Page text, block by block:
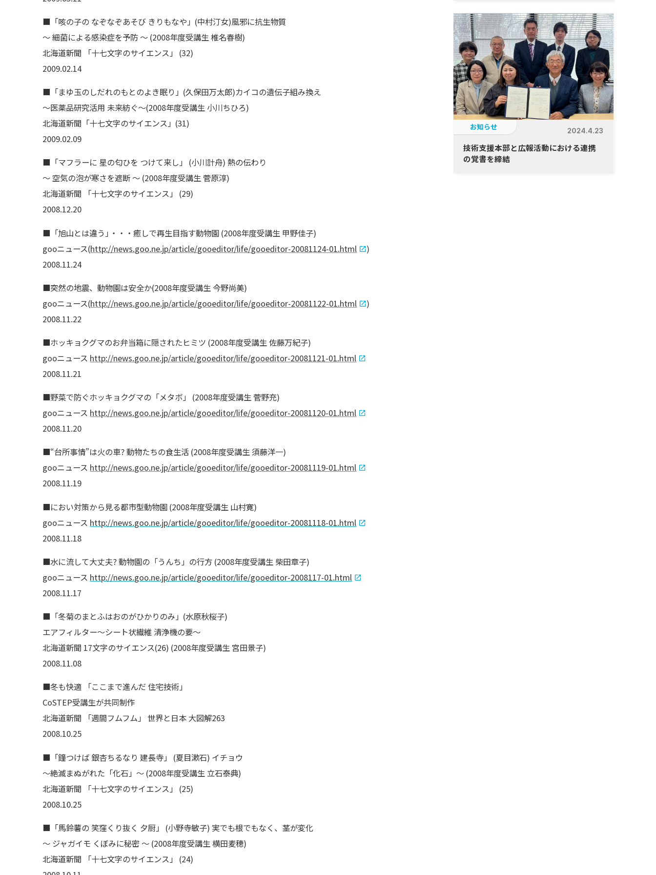
■「咳の子の なぞなぞあそび きりもなや」(中村汀女)風邪に抗生物質
〜 細菌による感染症を予防 〜 (2008年度受講生 椎名春樹)
北海道新聞 「十七文字のサイエンス」 (32)
2009.02.14
■「まゆ玉のしだれのもとのよき眠り」(久保田万太郎)カイコの遺伝子組み換え
〜医薬品研究活用 未来紡ぐ〜(2008年度受講生 小川ちひろ)
北海道新聞「十七文字のサイエンス」(31)
2009.02.09
■「マフラーに 星の匂ひを つけて来し」 (小川計舟) 熱の伝わり
〜 空気の泡が寒さを遮断 〜 (2008年度受講生 菅原淳)
北海道新聞 「十七文字のサイエンス」 (29)
2008.12.20
■「旭山とは違う 」 ・・・癒しで再生目指す動物園 (2008年度受講生 甲野佳子)
gooニュース(http://news.goo.ne.jp/article/gooeditor/life/gooeditor-20081124-01.html
)
2008.11.24
■突然の地震、動物園は安全か(2008年度受講生 今野尚美)
gooニュース(http://news.goo.ne.jp/article/gooeditor/life/gooeditor-20081122-01.html
)
2008.11.22
■ホッキョクグマのお弁当箱に隠されたヒミツ (2008年度受講生 佐藤万紀子)
gooニュース http://news.goo.ne.jp/article/gooeditor/life/gooeditor-20081121-01.html
2008.11.21
■野菜で防ぐホッキョクグマの「メタボ」 (2008年度受講生 菅野充)
gooニュース http://news.goo.ne.jp/article/gooeditor/life/gooeditor-20081120-01.html
2008.11.20
■“台所事情”は火の車? 動物たちの食生活 (2008年度受講生 須藤洋一)
gooニュース http://news.goo.ne.jp/article/gooeditor/life/gooeditor-20081119-01.html
2008.11.19
■におい対策から見る都市型動物園 (2008年度受講生 山村寛)
gooニュース http://news.goo.ne.jp/article/gooeditor/life/gooeditor-20081118-01.html
2008.11.18
■水に流して大丈夫? 動物園の「うんち」の行方 (2008年度受講生 柴田章子)
gooニュース http://news.goo.ne.jp/article/gooeditor/life/gooeditor-2008117-01.html
2008.11.17
■「冬菊のまとふはおのがひかりのみ」(水原秋桜子)
エアフィルター〜シート状繊維 清浄機の要〜
北海道新聞 17文字のサイエンス(26) (2008年度受講生 宮田景子)
2008.11.08
■冬も快適 「ここまで進んだ 住宅技術」
CoSTEP受講生が共同制作
北海道新聞 「週間フムフム」 世界と日本 大図解263
2008.10.25
■「鐘つけば 銀杏ちるなり 建長寺」 (夏目漱石) イチョウ
〜絶滅まぬがれた「化石」〜 (2008年度受講生 立石泰典)
北海道新聞 「十七文字のサイエンス」 (25)
2008.10.25
■「馬鈴薯の 笑窪くり抜く 夕厨」 (小野寺敏子) 実でも根でもなく、茎が変化
〜 ジャガイモ くぼみに秘密 〜 (2008年度受講生 横田麦穂)
北海道新聞 「十七文字のサイエンス」 (24)
お知らせ 2024.4.23
技術支援本部と広報活動における連携
の覚書を締結